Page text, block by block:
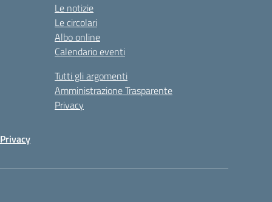
Le notizie
Le circolari
Albo online
Calendario eventi
Tutti gli argomenti
Amministrazione Trasparente
Privacy
Privacy